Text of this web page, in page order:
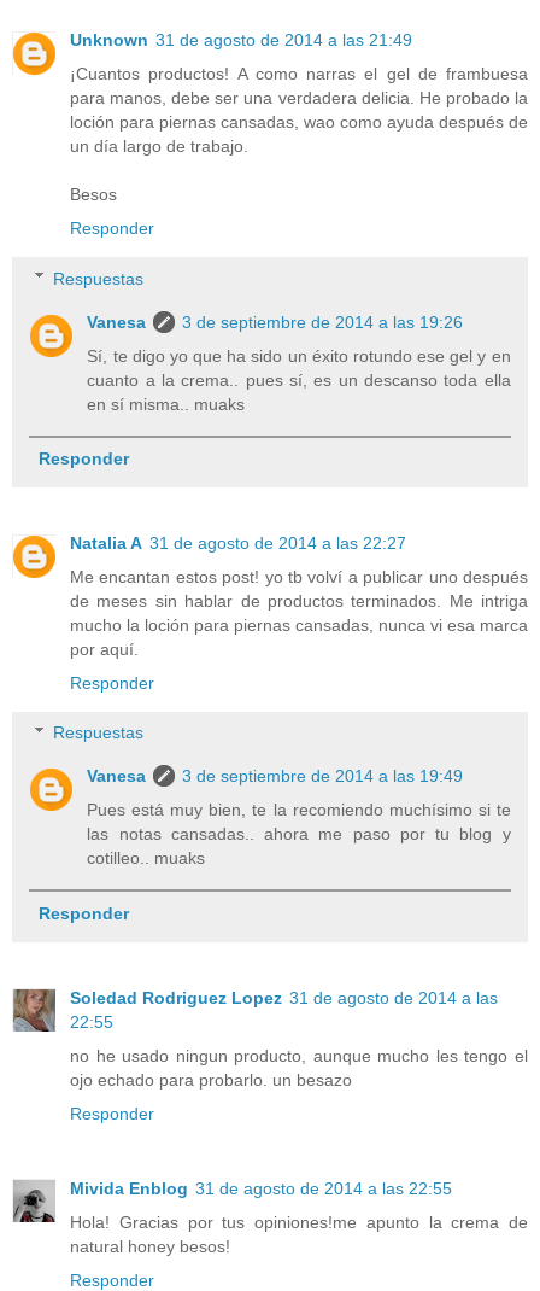
Unknown 31 de agosto de 2014 a las 21:49
¡Cuantos productos! A como narras el gel de frambuesa
para manos, debe ser una verdadera delicia. He probado la
loción para piernas cansadas, wao como ayuda después de
un día largo de trabajo.
Besos
Responder
Respuestas
Vanesa
3 de septiembre de 2014 a las 19:26
Sí, te digo yo que ha sido un éxito rotundo ese gel y en
cuanto a la crema.. pues sí, es un descanso toda ella
en sí misma.. muaks
Responder
Natalia A 31 de agosto de 2014 a las 22:27
Me encantan estos post! yo tb volví a publicar uno después
de meses sin hablar de productos terminados. Me intriga
mucho la loción para piernas cansadas, nunca vi esa marca
por aquí.
Responder
Respuestas
Vanesa
3 de septiembre de 2014 a las 19:49
Pues está muy bien, te la recomiendo muchísimo si te
las notas cansadas.. ahora me paso por tu blog y
cotilleo.. muaks
Responder
Soledad Rodriguez Lopez 31 de agosto de 2014 a las
22:55
no he usado ningun producto, aunque mucho les tengo el
ojo echado para probarlo. un besazo
Responder
Mivida Enblog 31 de agosto de 2014 a las 22:55
Hola! Gracias por tus opiniones!me apunto la crema de
natural honey besos!
Responder